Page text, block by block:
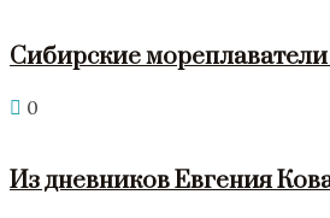
Сибирские
0
Из дневников Евгения